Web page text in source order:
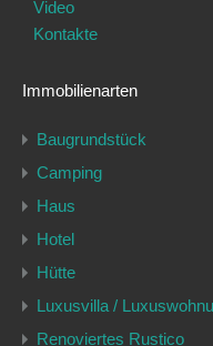
Video
Kontakte
Immobilienarten
Baugrundstück
Camping
Haus
Hotel
Hütte
Luxusvilla /
Renoviertes Rustico